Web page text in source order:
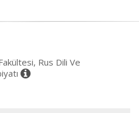
Rus Dili Ve